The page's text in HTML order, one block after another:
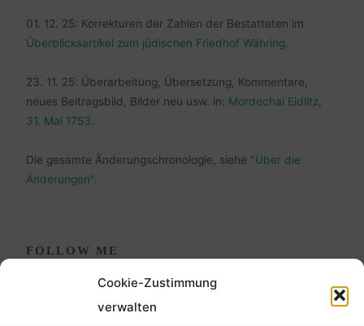
Cookie-Zustimmung
verwalten
01. 12. 25: Korrekturen der Zahlen der Bestatteten im
Überblicksartikel zum jüdischen Friedhof Währing
23. 11. 25: Überarbeitung, Übersetzung, Kommentare,
neues Beitragsbild, Bilder neu usw. in: Mordechai Eidlitz,
31. Mai 1753
Die gesamte Änderungschronologie, siehe "Über die
Änderungen".
FOLLOW ME